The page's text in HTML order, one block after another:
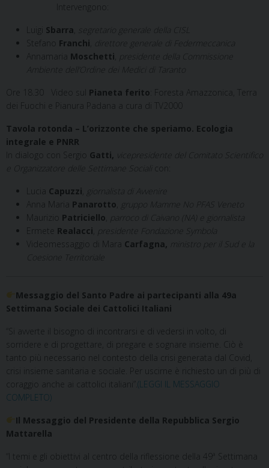
Intervengono:
Luigi Sbarra
Stefano
Franchi
Annamaria Moschetti
Ambiente dell’Ordine dei Medici di Taranto
Ore 18.30
Video sul Pianeta ferito : Foresta Amazzonica, Terra
dei Fuochi e Pianura Padana a cura di TV2000
Tavola rotonda – L’orizzonte che speriamo. Ecologia
integrale e PNRR
In dialogo con Sergio
Gatti,
e Organizzatore delle Settimane Sociali
con:
Lucia Capuzzi
Anna Maria Panarotto
gruppo Mamme No PFAS Veneto
Maurizio Patriciello
parroco di Caivano (NA) e giornalista
Ermete Realacci
presidente Fondazione Symbola
Videomessaggio di Mara Carfagna,
Messaggio del Santo Padre ai partecipanti alla 49a
Settimana Sociale dei Cattolici Italiani
“Si avverte il bisogno di incontrarsi e di vedersi in volto, di
sorridere e di progettare, di pregare e sognare insieme. Ciò è
tanto più necessario nel contesto della crisi generata dal Covid,
crisi insieme sanitaria e sociale. Per uscirne è richiesto un di più di
coraggio anche ai cattolici italiani”. (LEGGI IL MESSAGGIO
COMPLETO)
Il Messaggio del Presidente della Repubblica Sergio
Mattarella
“I temi e gli obiettivi al centro della riflessione della 49ª Settimana